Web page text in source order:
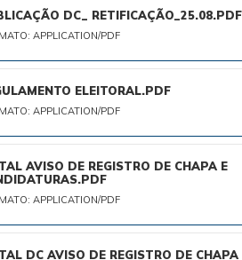
DC_ RETIFICAÇÃO_25.08.PDF
APPLICATION/PDF
ELEITORAL.PDF
APPLICATION/PDF
AVISO DE REGISTRO DE CHAPA E
APPLICATION/PDF
DC AVISO DE REGISTRO DE CHAPA